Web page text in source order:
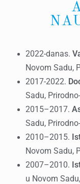
2022-danas.
Novom Sadu,
2017-2022.
Sadu,
2015–2017.
Sadu,
2010–2015.
Novom Sadu,
2007–2010.
u Novom